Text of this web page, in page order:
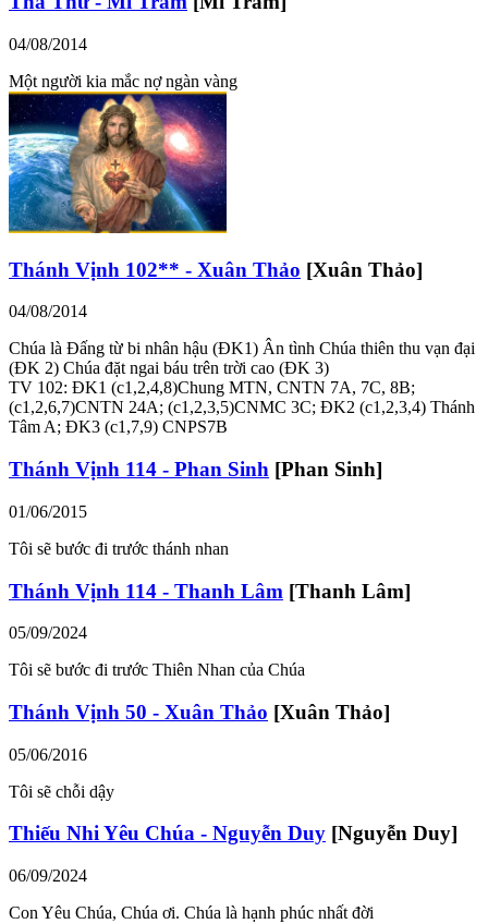
04/08/2014
Một người kia mắc nợ ngàn vàng
Thánh Vịnh 102** - Xuân Thảo [Xuân Thảo]
04/08/2014
Chúa là Đấng từ bi nhân hậu (ĐK1) Ân tình Chúa thiên thu vạn đại
(ĐK 2) Chúa đặt ngai báu trên trời cao (ĐK 3)
TV 102: ĐK1 (c1,2,4,8)Chung MTN, CNTN 7A, 7C, 8B;
(c1,2,6,7)CNTN 24A; (c1,2,3,5)CNMC 3C; ĐK2 (c1,2,3,4) Thánh
Tâm A; ĐK3 (c1,7,9) CNPS7B
Thánh Vịnh 114 - Phan Sinh [Phan Sinh]
01/06/2015
Tôi sẽ bước đi trước thánh nhan
Thánh Vịnh 114 - Thanh Lâm [Thanh Lâm]
05/09/2024
Tôi sẽ bước đi trước Thiên Nhan của Chúa
Thánh Vịnh 50 - Xuân Thảo [Xuân Thảo]
05/06/2016
Tôi sẽ chỗi dậy
Thiếu Nhi Yêu Chúa - Nguyễn Duy [Nguyễn Duy]
06/09/2024
Con Yêu Chúa, Chúa ơi. Chúa là hạnh phúc nhất đời